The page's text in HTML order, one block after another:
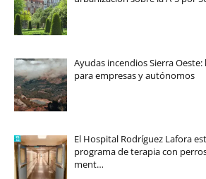
Ayudas incendios Sierra Oeste:
para empresas y autónomos
El Hospital Rodríguez Lafora
programa de terapia con
ment…